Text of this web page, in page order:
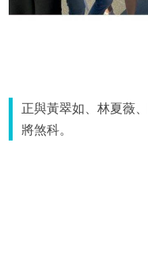
正與黃翠如、林夏薇
將煞科。